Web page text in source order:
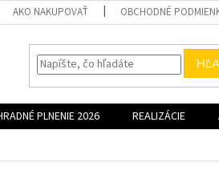
AKO NAKUPOVAŤ OBCHODNÉ
PLNENIE 2026 REALIZÁCIE